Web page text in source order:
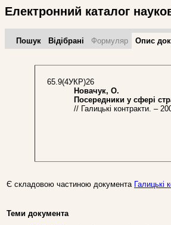
Електронний каталог
Пошук Відібрані Формуляр Опис
65.9(4УКР)26
Новачук, О.
Посередники у сфері
// Галицькі контракти. –
Є складовою частиною документа Галицькі
Теми документа